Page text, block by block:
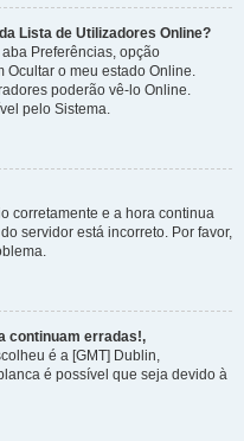
Lista de Utilizadores Online?
Preferências, opção
Ocultar o meu estado Online.
poderão vê-lo Online.
pelo Sistema.
corretamente e a hora continua
servidor está incorreto. Por favor,
continuam erradas!,
é a [GMT] Dublin,
é possível que seja devido à